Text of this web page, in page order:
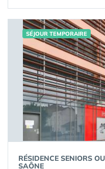
SÉJOUR TEMPORAIRE
RÉSIDENCE SENIORS
SAÔNE